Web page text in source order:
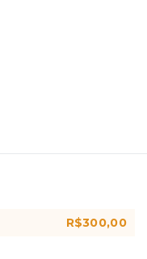
R$300,00